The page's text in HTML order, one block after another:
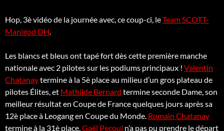
Hop, 3è vidéo de la journée avec, ce coup-ci, leTeam SCOTT-
Manigod DH.
Les blancs et bleus ont tapé fort dès cette première manche
nationale avec 2 pilotes sur les podiums principaux ! Valentin
Chatanaytermine à la 5è place au milieu d’un gros plateau de
pilotes Élites, et Mathilde Bernard termine seconde Dame, son
meilleur résultat en Coupe de France quelques jours après sa
12è place à Leogang en Coupe du Monde. Romain Chatanay
termine à la 31è place,Gaël Pecoul n’a pas pu prendre le départ